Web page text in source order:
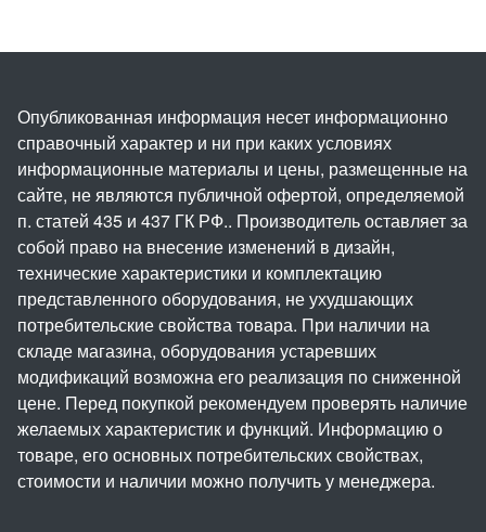
Опубликованная информация несет информационно
справочный характер и ни при каких условиях
информационные материалы и цены, размещенные на
сайте, не являются публичной офертой, определяемой
п. статей 435 и 437 ГК РФ.. Производитель оставляет за
собой право на внесение изменений в дизайн,
технические характеристики и комплектацию
представленного оборудования, не ухудшающих
потребительские свойства товара. При наличии на
складе магазина, оборудования устаревших
модификаций возможна его реализация по сниженной
цене. Перед покупкой рекомендуем проверять наличие
желаемых характеристик и функций. Информацию о
товаре, его основных потребительских свойствах,
стоимости и наличии можно получить у менеджера.